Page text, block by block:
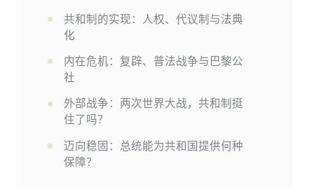
共和制的实现：人权、代议制与法典
化
内在危机：复辟、普法战争与巴黎公
社
外部战争：两次世界大战，共和制挺
住了吗？
迈向稳固：总统能为共和国提供何种
保障？